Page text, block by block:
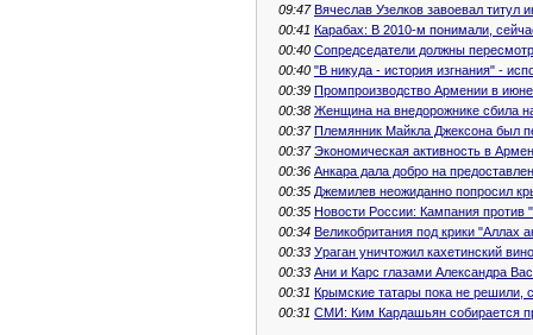
09:47 Вячеслав Узелков завоевал титул
00:41 Карабах: В 2010-м понимали,
00:40 Сопредседатели должны
00:40 "В никуда - история изгнания" -
00:39 Промпроизводство Армении в
00:38 Женщина на внедорожнике сбила
00:37 Племянник Майкла Джексона был
00:37 Экономическая активность в
00:36 Анкара дала добро на
00:35 Джемилев неожиданно попросил
00:35 Новости России: Кампания
00:34 Великобритания под крики "Аллах
00:33 Ураган уничтожил кахетинский
00:33 Ани и Карс глазами Александра
00:31 Крымские татары пока не решили,
00:31 СМИ: Ким Кардашьян собирается